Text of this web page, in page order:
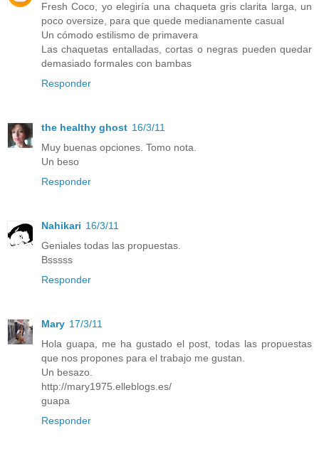
Fresh Coco, yo elegiría una chaqueta gris clarita larga, un
poco oversize, para que quede medianamente casual
Un cómodo estilismo de primavera
Las chaquetas entalladas, cortas o negras pueden quedar
demasiado formales con bambas
Responder
the healthy ghost 16/3/11
Muy buenas opciones. Tomo nota.
Un beso
Responder
Nahikari 16/3/11
Geniales todas las propuestas.
Bsssss
Responder
Mary 17/3/11
Hola guapa, me ha gustado el post, todas las propuestas
que nos propones para el trabajo me gustan.
Un besazo.
http://mary1975.elleblogs.es/
guapa
Responder